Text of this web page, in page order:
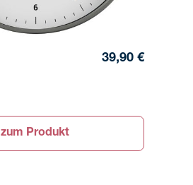
39,90 €
zum Produkt